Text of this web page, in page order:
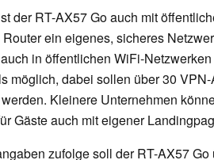
der RT-AX57 Go auch mit
ein eigenes, sicheres
in öffentlichen WiFi-
möglich, dabei sollen über 30
Kleinere Unternehmen
Gäste auch mit eigener
zufolge soll der RT-AX57